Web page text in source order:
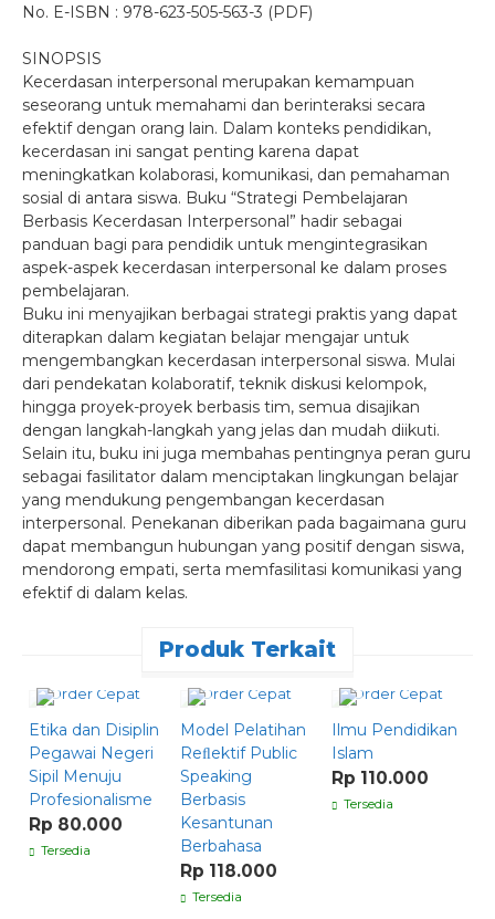
No. E-ISBN : 978-623-505-563-3 (PDF)
SINOPSIS
Kecerdasan interpersonal merupakan kemampuan
seseorang untuk memahami dan berinteraksi secara
efektif dengan orang lain. Dalam konteks pendidikan,
kecerdasan ini sangat penting karena dapat
meningkatkan kolaborasi, komunikasi, dan pemahaman
sosial di antara siswa. Buku “Strategi Pembelajaran
Berbasis Kecerdasan Interpersonal” hadir sebagai
panduan bagi para pendidik untuk mengintegrasikan
aspek-aspek kecerdasan interpersonal ke dalam proses
pembelajaran.
Buku ini menyajikan berbagai strategi praktis yang dapat
diterapkan dalam kegiatan belajar mengajar untuk
mengembangkan kecerdasan interpersonal siswa. Mulai
dari pendekatan kolaboratif, teknik diskusi kelompok,
hingga proyek-proyek berbasis tim, semua disajikan
dengan langkah-langkah yang jelas dan mudah diikuti.
Selain itu, buku ini juga membahas pentingnya peran guru
sebagai fasilitator dalam menciptakan lingkungan belajar
yang mendukung pengembangan kecerdasan
interpersonal. Penekanan diberikan pada bagaimana guru
dapat membangun hubungan yang positif dengan siswa,
mendorong empati, serta memfasilitasi komunikasi yang
efektif di dalam kelas.
Produk Terkait
Order Cepat
Etika dan Disiplin
Pegawai Negeri
Sipil Menuju
Profesionalisme
Rp 80.000
Tersedia
Order Cepat
Model Pelatihan
Reﬂektif Public
Speaking
Berbasis
Kesantunan
Berbahasa
Rp 118.000
Tersedia
Order Cepat
Ilmu Pendidikan
Islam
Rp 110.000
Tersedia